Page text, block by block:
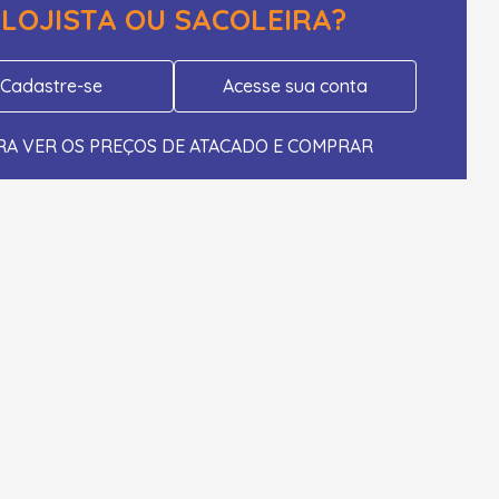
LOJISTA OU SACOLEIRA?
Cadastre-se Acesse sua conta
VER OS PREÇOS DE ATACADO E COMPRAR